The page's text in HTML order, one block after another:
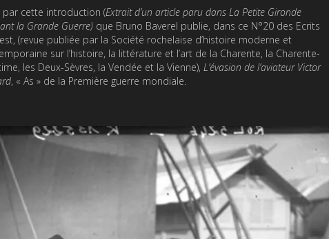
par cette introduction (Extrait d’un article paru dans La Petite Gironde
la Grande Guerre) que Bruno Baverel publie, dans ce N°20 des Ecrits
(revue publiée par la Société rochelaise d’histoire moderne et
sur l’histoire, la littérature et l’art de la Charente, la Charente-
les Deux-Sèvres, la Vendée et la Vienne),L’évasion de l’aviateur Victor
, « As » de la Première guerre mondiale.